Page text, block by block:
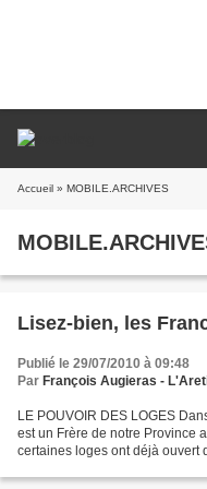
Accueil » MOBILE.ARCHIVES
Lisez-bien, les
Publié le 29/07/2010 à 09:48
Par François Augieras -
LE POUVOIR DES LOGES
est un Frère de notre Province
certaines loges ont déjà